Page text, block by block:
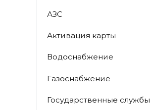
АЗС
Активация карты
Водоснабжение
Газоснабжение
Государственные службы